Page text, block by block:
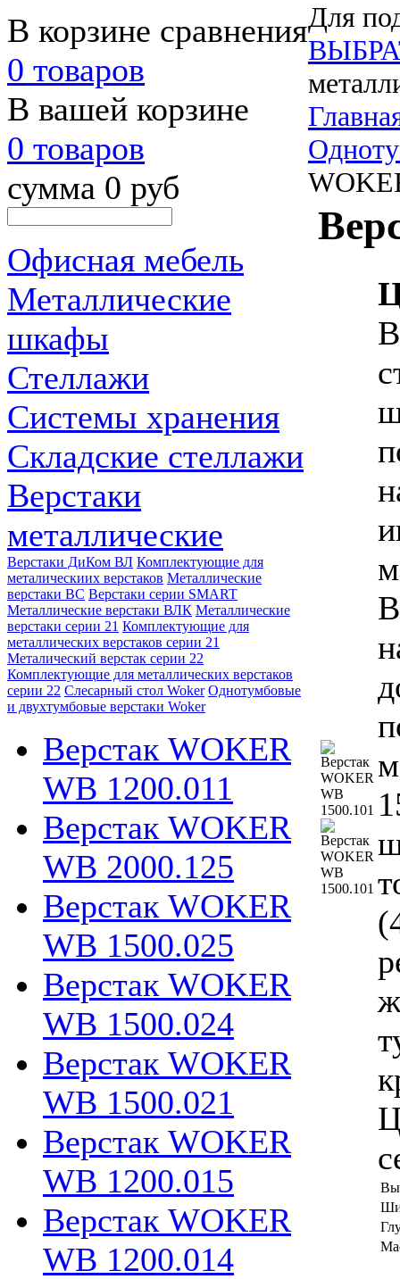
В корзине сравнения
0 товаров
В вашей корзине
0 товаров
сумма 0 руб
Офисная мебель
Металлические
шкафы
Стеллажи
Системы хранения
Складские стеллажи
Верстаки
металлические
Верстаки ДиКом ВЛ Комплектующие для
металическиих верстаков Металлические
верстаки ВС Верстаки серии SMART
Металлические верстаки ВЛК Металлические
верстаки серии 21 Комплектующие для
металлических верстаков серии 21
Металический верстак серии 22
Комплектующие для металлических верстаков
серии 22 Слесарный стол Woker Однотумбовые
и двухтумбовые верстаки Woker
Верстак WOKER
WB 1200.011
Верстак WOKER
WB 2000.125
Верстак WOKER
WB 1500.025
Верстак WOKER
WB 1500.024
Верстак WOKER
WB 1500.021
Верстак WOKER
WB 1200.015
Верстак WOKER
WB 1200.014
Для